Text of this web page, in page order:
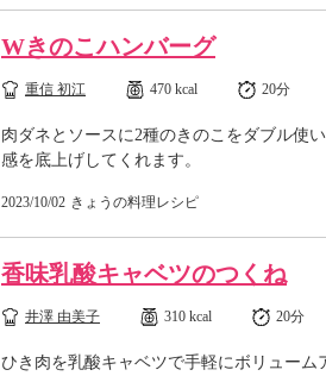
Wきのこハンバーグ
重信 初江 470 kcal 20分
肉ダネとソースに2種のきのこをダブル使
感を底上げしてくれます。
2023/10/02 きょうの料理レシピ
香味乳酸キャベツのつくね
井澤 由美子 310 kcal 20分
ひき肉を乳酸キャベツで手軽にボリューム